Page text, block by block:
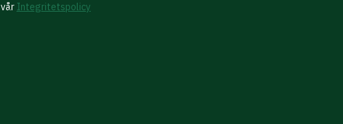
vår Integritetspolicy